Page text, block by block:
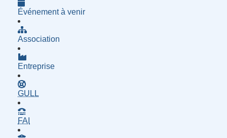
Événement à venir
Association
Entreprise
GULL
FAI